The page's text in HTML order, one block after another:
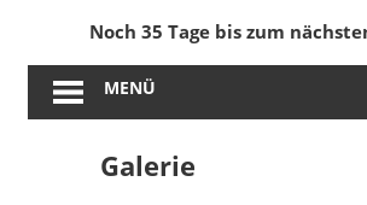
in
am
Noch 35 Tage bis zum
MENÜ
Galerie